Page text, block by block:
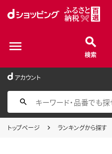
検索
アカウント
トップページ ランキングから探す